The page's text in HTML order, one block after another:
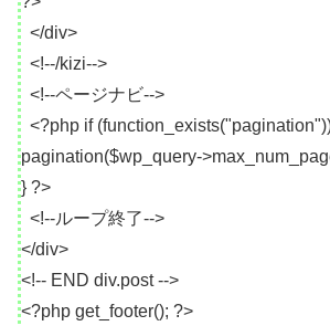
</div>
<!--/kizi-->
<!--ページナビ-->
<?php if
pagination($wp_query-
} ?>
<!--ループ終了-->
</div>
<!-- END div.post -->
<?php get_footer(); ?>